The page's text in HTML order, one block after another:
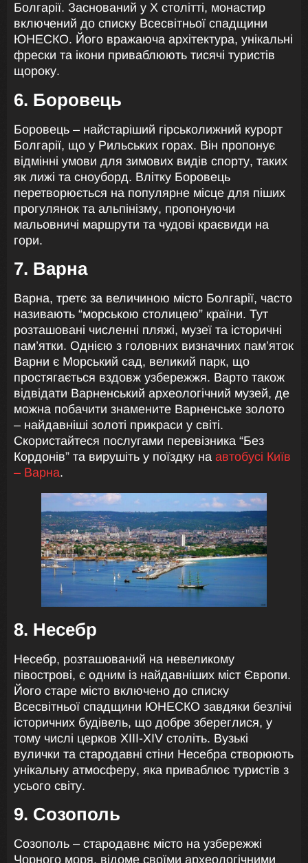
Болгарії. Заснований у X столітті, монастир
включений до списку Всесвітньої спадщини
ЮНЕСКО. Його вражаюча архітектура, унікальні
фрески та ікони приваблюють тисячі туристів
щороку.
6. Боровець
Боровець – найстаріший гірськолижний курорт
Болгарії, що у Рильських горах. Він пропонує
відмінні умови для зимових видів спорту, таких
як лижі та сноуборд. Влітку Боровець
перетворюється на популярне місце для піших
прогулянок та альпінізму, пропонуючи
мальовничі маршрути та чудові краєвиди на
гори.
7. Варна
Варна, третє за величиною місто Болгарії, часто
називають “морською столицею” країни. Тут
розташовані численні пляжі, музеї та історичні
пам’ятки. Однією з головних визначних пам’яток
Варни є Морський сад, великий парк, що
простягається вздовж узбережжя. Варто також
відвідати Варненський археологічний музей, де
можна побачити знамените Варненське золото
– найдавніші золоті прикраси у світі.
Скористайтеся послугами перевізника “Без
Кордонів” та вирушіть у поїздку на автобусі Київ
– Варна.
8. Несебр
Несебр, розташований на невеликому
півострові, є одним із найдавніших міст Європи.
Його старе місто включено до списку
Всесвітньої спадщини ЮНЕСКО завдяки безлічі
історичних будівель, що добре збереглися, у
тому числі церков XIII-XIV століть. Вузькі
вулички та стародавні стіни Несебра створюють
унікальну атмосферу, яка приваблює туристів з
усього світу.
9. Созополь
Созополь – стародавнє місто на узбережжі
Чорного моря, відоме своїми археологічними